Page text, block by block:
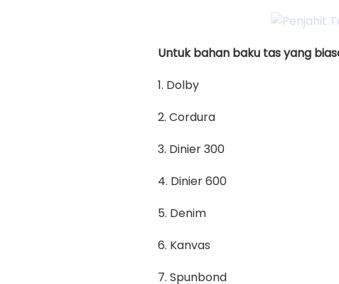
Untuk bahan baku tas yang
1. Dolby
2. Cordura
3. Dinier 300
4. Dinier 600
5. Denim
6. Kanvas
7. Spunbond